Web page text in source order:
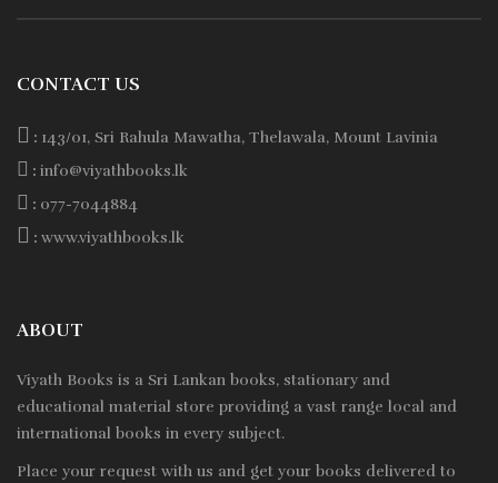
CONTACT US
: 143/01, Sri Rahula Mawatha, Thelawala, Mount Lavinia
: info@viyathbooks.lk
: 077-7044884
: www.viyathbooks.lk
ABOUT
Viyath Books is a Sri Lankan books, stationary and
educational material store providing a vast range local and
international books in every subject.
Place your request with us and get your books delivered to